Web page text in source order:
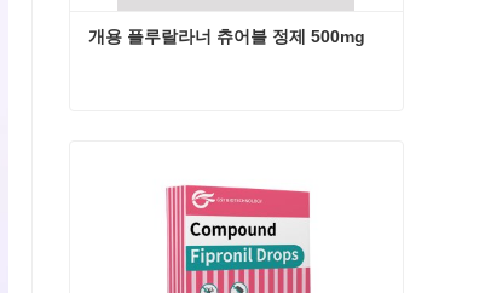
개용 플루랄라너 츄어블 정제 500mg
지금 연락